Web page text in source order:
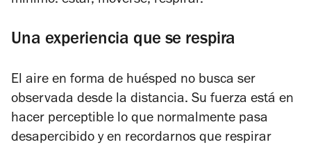
Una experiencia que se respira
El aire en forma de huésped no busca ser
observada desde la distancia. Su fuerza está en
hacer perceptible lo que normalmente pasa
desapercibido y en recordarnos que respirar